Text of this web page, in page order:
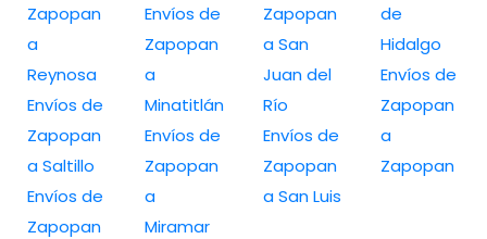
Zapopan
a
Reynosa
Envíos de
Zapopan
a Saltillo
Envíos de
Zapopan
Envíos de
Zapopan
a
Minatitlán
Envíos de
Zapopan
a
Miramar
Zapopan
a San
Juan del
Río
Envíos de
Zapopan
a San Luis
de
Hidalgo
Envíos de
Zapopan
a
Zapopan